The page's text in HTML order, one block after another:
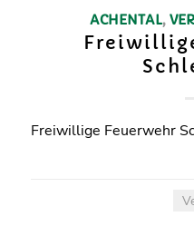
ACHENTAL,
Freiwillige Feuerwehr